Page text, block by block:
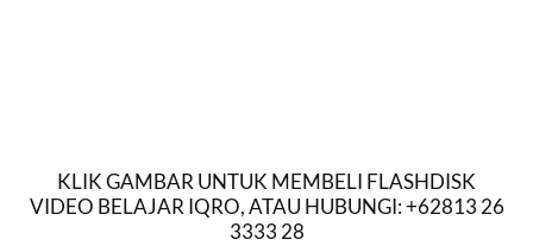
KLIK GAMBAR UNTUK MEMBELI FLASHDISK
VIDEO BELAJAR IQRO, ATAU HUBUNGI: +62813 26
3333 28